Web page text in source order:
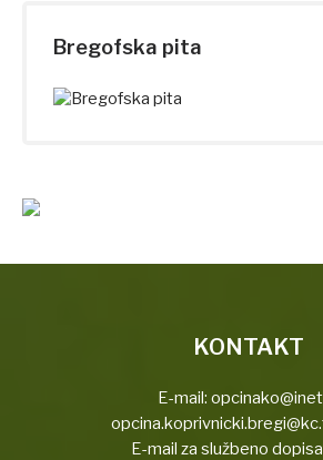
Bregofska pita
KONTAKT
E-mail:
E-mail za službeno